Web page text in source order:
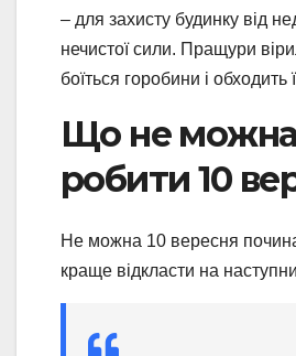
– для захисту будинку від
нечистої сили. Пращури
боїться горобини і обходить
Що не можна
робити 10
Не можна 10 вересня
краще відкласти на